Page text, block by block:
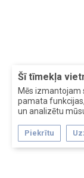
Šī tīmekļa
Mēs izmantojam
pamata
un analizētu
Piekrītu